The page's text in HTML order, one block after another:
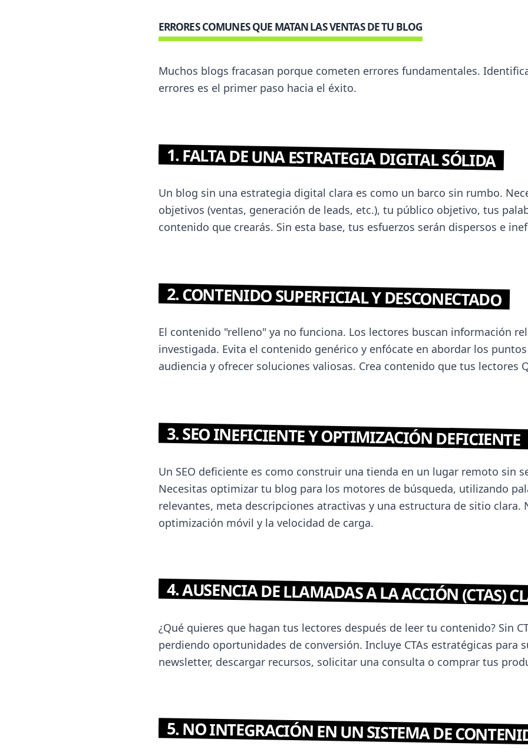
ERRORES COMUNES QUE MATAN LAS VENTAS DE TU BLOG
Muchos blogs fracasan porque cometen errores fundamentales.
errores es el primer paso hacia el éxito.
1. FALTA DE UNA ESTRATEGIA DIGITAL SÓLIDA
Un blog sin una estrategia digital clara es como un barco sin rumbo.
objetivos (ventas, generación de leads, etc.), tu público objetivo, tus
contenido que crearás. Sin esta base, tus esfuerzos serán dispersos e
2. CONTENIDO SUPERFICIAL Y DESCONECTADO
El contenido "relleno" ya no funciona. Los lectores buscan información
investigada. Evita el contenido genérico y enfócate en abordar los
audiencia y ofrecer soluciones valiosas. Crea contenido que tus lectores
3. SEO INEFICIENTE Y OPTIMIZACIÓN DEFICIENTE
Un SEO deficiente es como construir una tienda en un lugar remoto sin
Necesitas optimizar tu blog para los motores de búsqueda, utilizando
relevantes, meta descripciones atractivas y una estructura de sitio clara.
optimización móvil y la velocidad de carga.
4. AUSENCIA DE LLAMADAS A LA ACCIÓN (CTAS)
¿Qué quieres que hagan tus lectores después de leer tu contenido? Sin
perdiendo oportunidades de conversión. Incluye CTAs estratégicas para
newsletter, descargar recursos, solicitar una consulta o comprar tus
5. NO INTEGRACIÓN EN UN SISTEMA DE